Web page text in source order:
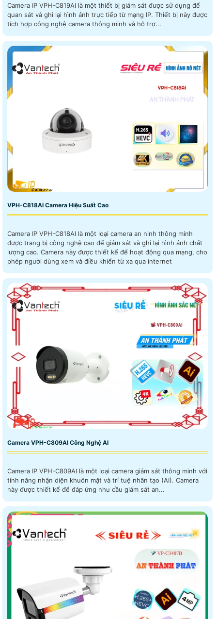
Camera IP VPH-C819AI là một thiết bị giám sát được sử dụng để
quan sát và ghi lại hình ảnh trực tiếp từ mạng IP. Thiết bị này được
tích hợp công nghệ camera thông minh và hỗ trợ...
VPH-C818AI Camera Hiệu Suất Cao
Camera IP VPH-C818AI là một loại camera an ninh thông minh
được trang bị công nghệ cao để giám sát và ghi lại hình ảnh chất
lượng cao. Camera này được thiết kế để hoạt động qua mạng, cho
phép người dùng xem và điều khiển từ xa qua internet
Camera VPH-C809AI Công Nghệ AI
Camera IP VPH-C809AI là một loại camera giám sát thông minh với
tính năng nhận diện khuôn mặt và trí tuệ nhân tạo (AI). Camera
này được thiết kế để đáp ứng nhu cầu giám sát an...